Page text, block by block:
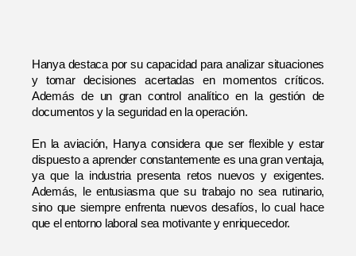
Hanya destaca por su capacidad para analizar situaciones
y tomar decisiones acertadas en momentos críticos.
Además de un gran control analítico en la gestión de
documentos y la seguridad en la operación.
En la aviación, Hanya considera que ser flexible y estar
dispuesto a aprender constantemente es una gran ventaja,
ya que la industria presenta retos nuevos y exigentes.
Además, le entusiasma que su trabajo no sea rutinario,
sino que siempre enfrenta nuevos desafíos, lo cual hace
que el entorno laboral sea motivante y enriquecedor.